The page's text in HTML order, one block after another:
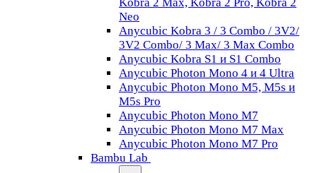
Neo
Anycubic Kobra 3 / 3 Combo / 3V2/
3V2 Combo/ 3 Max/ 3 Max Combo
Anycubic Kobra S1 и S1 Combo
Anycubic Photon Mono 4 и 4 Ultra
Anycubic Photon Mono M5, M5s и
M5s Pro
Anycubic Photon Mono M7
Anycubic Photon Mono M7 Max
Anycubic Photon Mono M7 Pro
Bambu Lab